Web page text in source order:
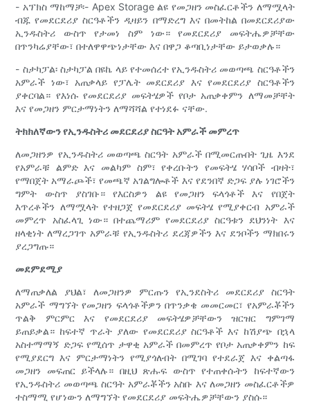
- አፕክስ ማከማቻ፡- Apex Storage ልዩ የመጋዘን መስፈርቶችን ለማሟላት
ብጁ የመደርደሪያ ስርዓቶችን ዲዛይን በማድረግ እና በመትከል በመደርደሪያው
ኢንዱስትሪ ውስጥ የታመነ ስም ነው። የመደርደሪያ መፍትሔዎቻቸው
በጥንካሬያቸው፣ በተለዋዋጭነታቸው እና በዋጋ ቆጣቢነታቸው ይታወቃሉ።
- ስታካፓል፡ ስታካፓል በዩኬ ላይ የተመሰረተ የኢንዱስትሪ መወጣጫ ስርዓቶችን
አምራች ነው፣ አጠቃላይ የፓሌት መደርደሪያ እና የመደርደሪያ ስርዓቶችን
ያቀርባል። የእነሱ የመደርደሪያ መፍትሄዎች የቦታ አጠቃቀምን ለማመቻቸት
እና የመጋዘን ምርታማነትን ለማሻሻል የተነደፉ ናቸው.
ትክክለኛውን የኢንዱስትሪ መደርደሪያ ስርዓት አምራች መምረጥ
ለመጋዘንዎ የኢንዱስትሪ መወጣጫ ስርዓት አምራች በሚመርጡበት ጊዜ እንደ
የአምራቹ ልምድ እና መልካም ስም፣ የቀረቡትን የመፍትሄ ሃሳቦች ብዛት፣
የማበጀት አማራጮች፣ የመጫኛ አገልግሎቶች እና የደንበኛ ድጋፍ ያሉ ነገሮችን
ግምት ውስጥ ያስገቡ። የእርስዎን ልዩ የመጋዘን ፍላጎቶች እና የበጀት
እጥረቶችን ለማሟላት የተዘጋጀ የመደርደሪያ መፍትሄ የሚያቀርብ አምራች
መምረጥ አስፈላጊ ነው። በተጨማሪም የመደርደሪያ ስርዓቱን ደህንነት እና
ዘላቂነት ለማረጋገጥ አምራቹ የኢንዱስትሪ ደረጃዎችን እና ደንቦችን ማክበሩን
ያረጋግጡ።
መደምደሚያ
ለማጠቃለል ያህል፣ ለመጋዘንዎ ምርጡን የኢንደስትሪ መደርደሪያ ስርዓት
አምራች ማግኘት የመጋዘን ፍላጎቶችዎን በጥንቃቄ መመርመር፣ የአምራቾችን
ጥልቅ ምርምር እና የመደርደሪያ መፍትሄዎቻቸውን ዝርዝር ግምገማ
ይጠይቃል። ከፍተኛ ጥራት ያለው የመደርደሪያ ስርዓቶች እና ከሽያጭ በኋላ
አስተማማኝ ድጋፍ የሚሰጥ ታዋቂ አምራች በመምረጥ የቦታ አጠቃቀምን ከፍ
የሚያደርግ እና ምርታማነትን የሚያጎለብት በሚገባ የተደራጀ እና ቀልጣፋ
መጋዘን መፍጠር ይችላሉ። በዚህ ጽሑፍ ውስጥ የተጠቀሱትን ከፍተኛውን
የኢንዱስትሪ መወጣጫ ስርዓት አምራቾችን አስቡ እና ለመጋዘን መስፈርቶችዎ
ተስማሚ የሆነውን ለማግኘት የመደርደሪያ መፍትሔዎቻቸውን ያስሱ።